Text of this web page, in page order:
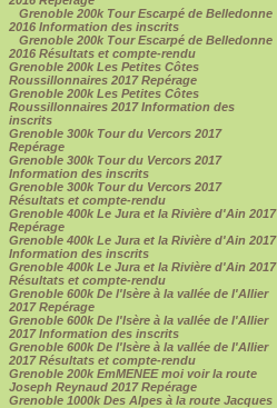
Grenoble 200k Tour Escarpé de Belledonne
2016 Information des inscrits
Grenoble 200k Tour Escarpé de Belledonne
2016 Résultats et compte-rendu
Grenoble 200k Les Petites Côtes
Roussillonnaires 2017 Repérage
Grenoble 200k Les Petites Côtes
Roussillonnaires 2017 Information des
inscrits
Grenoble 300k Tour du Vercors 2017
Repérage
Grenoble 300k Tour du Vercors 2017
Information des inscrits
Grenoble 300k Tour du Vercors 2017
Résultats et compte-rendu
Grenoble 400k Le Jura et la Rivière d'Ain 2017
Repérage
Grenoble 400k Le Jura et la Rivière d'Ain 2017
Information des inscrits
Grenoble 400k Le Jura et la Rivière d'Ain 2017
Résultats et compte-rendu
Grenoble 600k De l'Isère à la vallée de l'Allier
2017 Repérage
Grenoble 600k De l'Isère à la vallée de l'Allier
2017 Information des inscrits
Grenoble 600k De l'Isère à la vallée de l'Allier
2017 Résultats et compte-rendu
Grenoble 200k EmMENEE moi voir la route
Joseph Reynaud 2017 Repérage
Grenoble 1000k Des Alpes à la route Jacques